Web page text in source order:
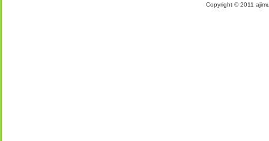
Copyright © 2011